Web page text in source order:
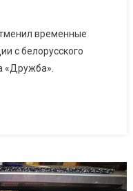
временные
с белорусского
«Дружба».